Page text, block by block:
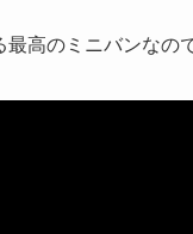
高のミニバンなの